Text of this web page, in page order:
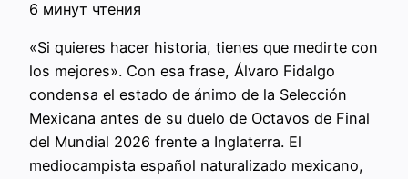
6 минут чтения
«Si quieres hacer historia, tienes que medirte con
los mejores». Con esa frase, Álvaro Fidalgo
condensa el estado de ánimo de la Selección
Mexicana antes de su duelo de Octavos de Final
del Mundial 2026 frente a Inglaterra. El
mediocampista español naturalizado mexicano,